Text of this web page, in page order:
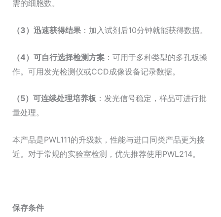
需的细胞数。
（3）迅速获得结果：加入试剂后10分钟就能获得数据。
（4）可自行选择检测方案：可用于多种类型的多孔板操
作。可用发光检测仪或CCD成像设备记录数据。
（5）可连续处理培养板 ：发光信号稳定，样品可进行批
量处理。
本产品是PWL111的升级款，性能与进口同类产品更为接
近。对于常规的实验室检测，优先推荐使用PWL214。
保存条件